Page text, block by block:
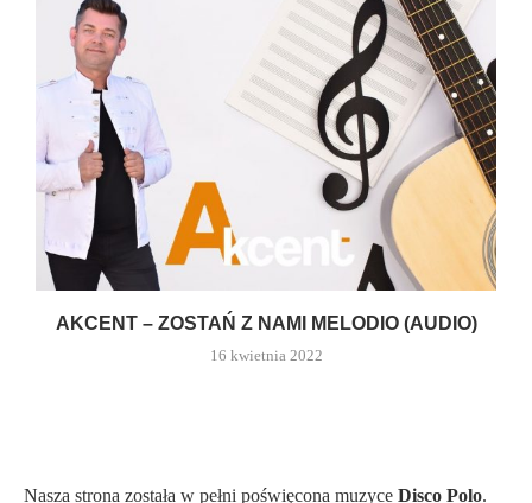
AKCENT – ZOSTAŃ Z NAMI MELODIO (AUDIO)
16 kwietnia 2022
Nasza strona została w pełni poświęcona muzyce Disco Polo.